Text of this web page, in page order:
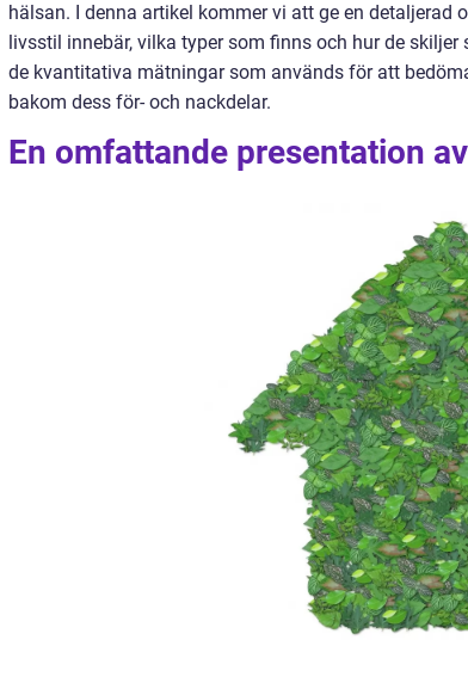
hälsan. I denna artikel kommer vi att ge en detaljerad
livsstil innebär, vilka typer som finns och hur de
de kvantitativa mätningar som används för att
bakom dess för- och nackdelar.
En omfattande presentation